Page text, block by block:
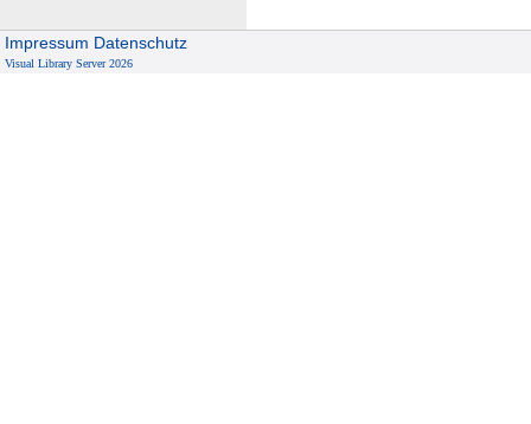
Impressum Datenschutz
Visual Library Server 2026